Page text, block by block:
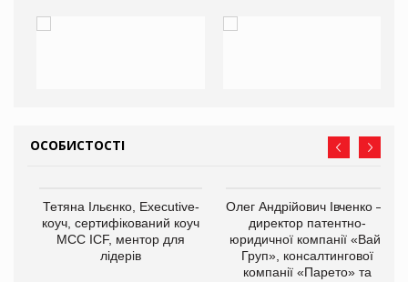
ОСОБИСТОСТІ
Тетяна Ільєнко, Executive-
коуч, сертифікований коуч
МСС ICF, ментор для
лідерів
Олег Андрійович Івченко —
директор патентно-
юридичної компанії «Вайз
Груп», консалтингової
компанії «Парето» та